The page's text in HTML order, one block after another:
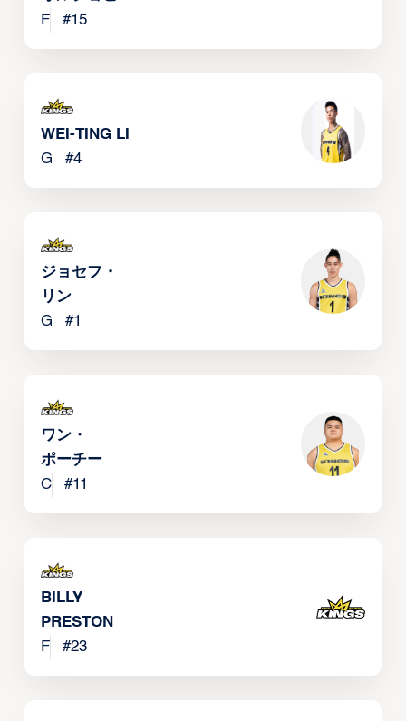
F
#15
WEI-TING LI
G
#4
ジョセフ・
リン
G
#1
ワン・
ポーチー
C
#11
BILLY
PRESTON
F
#23